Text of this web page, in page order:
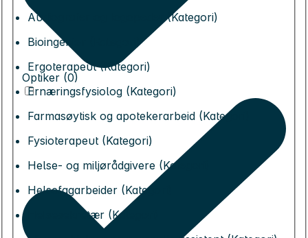
Audiografer og logopeder (Kategori)
Bioingeniør (Kategori)
Ergoterapeut (Kategori)
Ernæringsfysiolog (Kategori)
Farmasøytisk og apotekerarbeid (Kategori)
Fysioterapeut (Kategori)
Helse- og miljørådgivere (Kategori)
Helsefagarbeider (Kategori)
Helsesekretær (Kategori)
Optiker (0)